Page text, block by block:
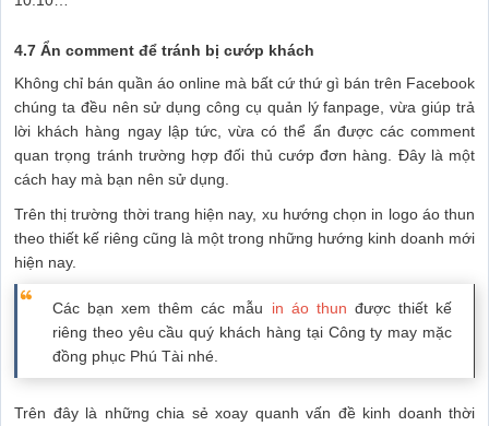
4.7 Ẩn comment để tránh bị cướp khách
Không chỉ bán quần áo online mà bất cứ thứ gì bán trên Facebook
chúng ta đều nên sử dụng công cụ quản lý fanpage, vừa giúp trả
lời khách hàng ngay lập tức, vừa có thể ẩn được các comment
quan trọng tránh trường hợp đối thủ cướp đơn hàng. Đây là một
cách hay mà bạn nên sử dụng.
Trên thị trường thời trang hiện nay, xu hướng chọn in logo áo thun
theo thiết kế riêng cũng là một trong những hướng kinh doanh mới
hiện nay.
Các bạn xem thêm các mẫu in áo thun được thiết kế
riêng theo yêu cầu quý khách hàng tại Công ty may mặc
đồng phục Phú Tài nhé.
Trên đây là những chia sẻ xoay quanh vấn đề kinh doanh thời